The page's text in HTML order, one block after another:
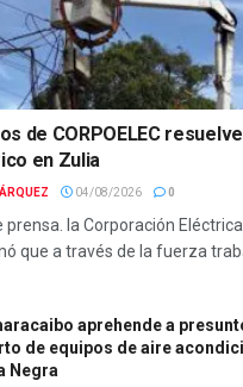
de CORPOELEC
en Zulia
04/08/2026 0
la Corporación
que a través de la fuerza
aprehende a
de equipos de aire
Negra